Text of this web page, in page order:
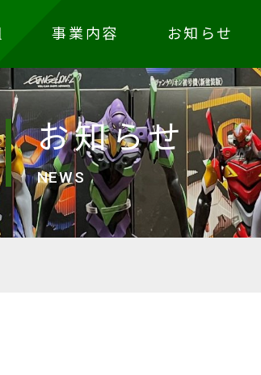
事業内容 お知らせ
お知らせ
NEWS